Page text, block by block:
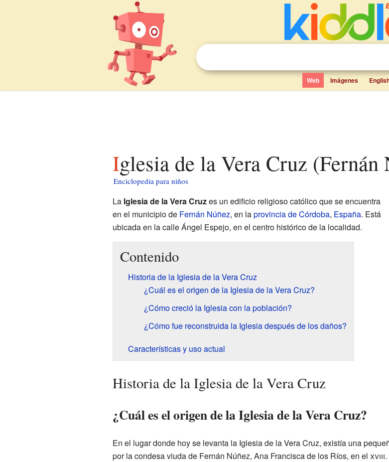
Web Imágenes
Iglesia de la Vera Cruz (Fernán
Enciclopedia para niños
La Iglesia de la Vera Cruzes un edificio religioso católico que se encuentra
en el municipio de Fernán Núñez, en laprovincia de Córdoba, España. Está
ubicada en la calle Ángel Espejo, en el centro histórico de la localidad.
Contenido
Historia de la Iglesia de la Vera Cruz
¿Cuál es el origen de la Iglesia de la Vera Cruz?
¿Cómo creció la Iglesia con la población?
¿Cómo fue reconstruida la Iglesia después de los daños?
Características y uso actual
Historia de la Iglesia de la Vera Cruz
¿Cuál es el origen de la Iglesia de la Vera Cruz?
En el lugar donde hoy se levanta la Iglesia de la Vera Cruz, existía una
por la condesa viuda de Fernán Núñez, Ana Francisca de los Ríos, en el xviii.